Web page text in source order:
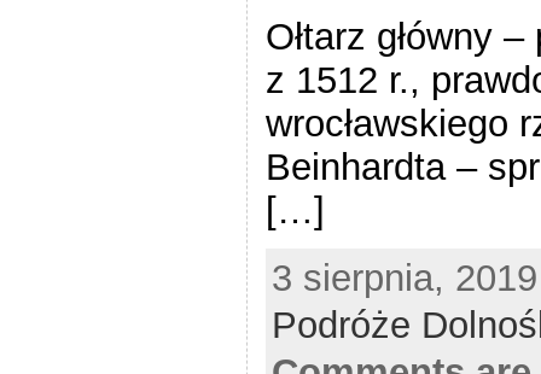
Ołtarz główny
z 1512 r.,
wrocławskiego
Beinhardta –
[…]
3 sierpnia,
Podróże